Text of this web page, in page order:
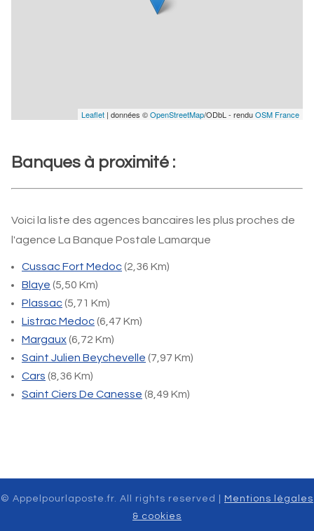
Leaflet | données ©OpenStreetMap/ODbL - renduOSM France
Banques à proximité :
Voici la liste des agences bancaires les plus proches de
l'agence La Banque Postale Lamarque
Cussac Fort Medoc(2,36 Km)
Blaye (5,50 Km)
Plassac(5,71 Km)
Listrac Medoc(6,47 Km)
Margaux(6,72 Km)
Saint Julien Beychevelle (7,97 Km)
Cars (8,36 Km)
Saint Ciers De Canesse (8,49 Km)
© Appelpourlaposte.fr. All rights reserved |
Mentions légales
& cookies